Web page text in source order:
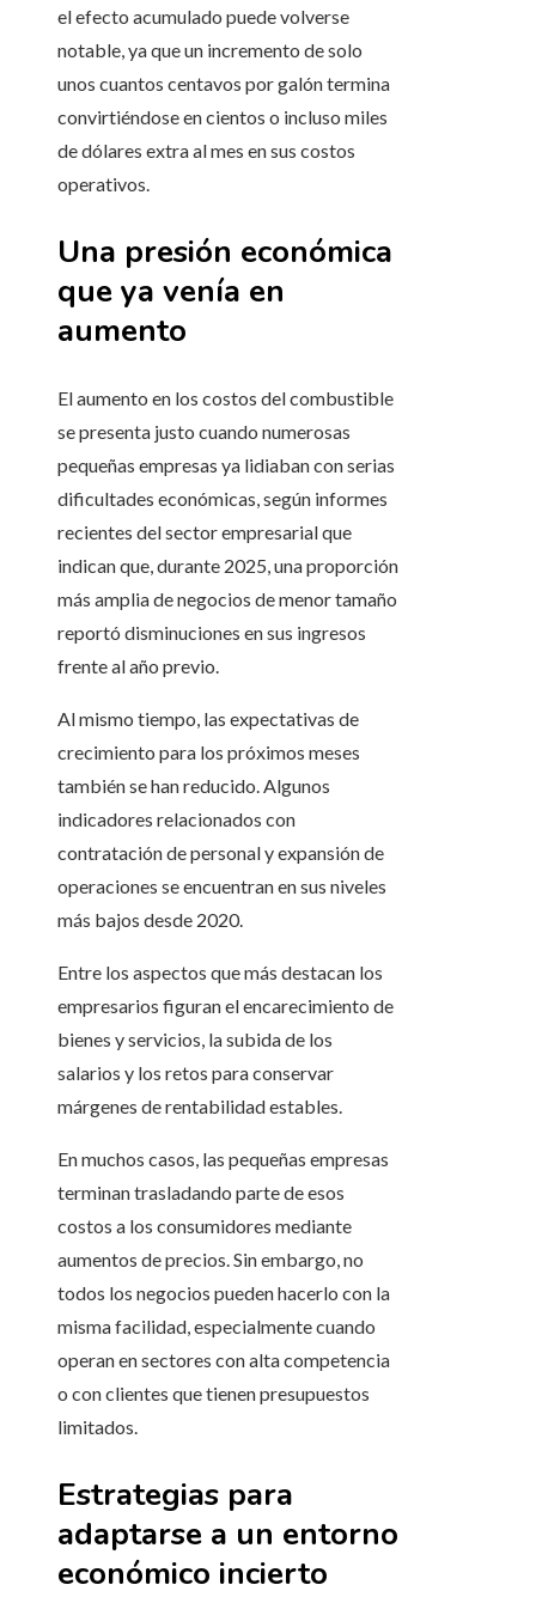
el efecto acumulado puede volverse
notable, ya que un incremento de solo
unos cuantos centavos por galón termina
convirtiéndose en cientos o incluso miles
de dólares extra al mes en sus costos
operativos.
Una presión económica
que ya venía en
aumento
El aumento en los costos del combustible
se presenta justo cuando numerosas
pequeñas empresas ya lidiaban con serias
dificultades económicas, según informes
recientes del sector empresarial que
indican que, durante 2025, una proporción
más amplia de negocios de menor tamaño
reportó disminuciones en sus ingresos
frente al año previo.
Al mismo tiempo, las expectativas de
crecimiento para los próximos meses
también se han reducido. Algunos
indicadores relacionados con
contratación de personal y expansión de
operaciones se encuentran en sus niveles
más bajos desde 2020.
Entre los aspectos que más destacan los
empresarios figuran el encarecimiento de
bienes y servicios, la subida de los
salarios y los retos para conservar
márgenes de rentabilidad estables.
En muchos casos, las pequeñas empresas
terminan trasladando parte de esos
costos a los consumidores mediante
aumentos de precios. Sin embargo, no
todos los negocios pueden hacerlo con la
misma facilidad, especialmente cuando
operan en sectores con alta competencia
o con clientes que tienen presupuestos
limitados.
Estrategias para
adaptarse a un entorno
económico incierto